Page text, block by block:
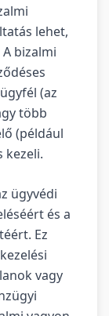
lehet,
bizalmi
(az
több
(például
kezeli.
ügyvédi
és a
Ez
vagy